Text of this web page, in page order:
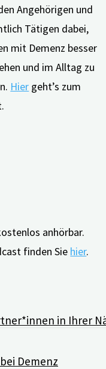
in Ihrer
Demenz
Angehörigen und
Tätigen dabei,
mit Demenz besser
und im Alltag zu
Hier geht’s zum
Verlags liefert
zu
Themen rund
anhörbar.
finden Sie hier.
der Pflege von
mit Demenz.
und Nui Care